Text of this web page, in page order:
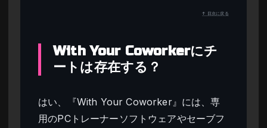
↑ 目次に戻る
With Your Coworkerにチ
ートは存在する？
はい、『With Your Coworker』には、専
用のPCトレーナーソフトウェアやセーブフ